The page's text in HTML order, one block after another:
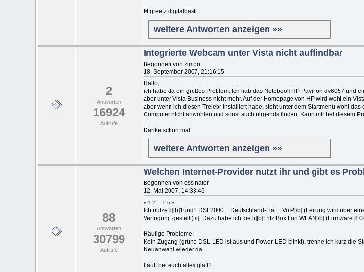
Mfgreetz digitalbasti
weitere Antworten anzeigen »»
2
Antworten
16924
Aufrufe
Integrierte Webcam unter Vista nicht auffindbar
Begonnen von zimbo
18. September 2007, 21:16:15
Hallo,
ich habe da ein großes Problem. Ich hab das Notebook HP Pavilion dv6057 und
aber unter Vista Business nicht mehr. Auf der Homepage von HP wird wohl ein
aber wenn ich diesen Treiebr installiert habe, steht unter dem Startmenü wohl
Computer nicht anwohlen und sonst auch nirgends finden. Kann mir bei diesem
Danke schon mal
weitere Antworten anzeigen »»
88
Antworten
30799
Aufrufe
Welchen Internet-Provider nutzt ihr und gibt es
Begonnen von ossinator
12. Mai 2007, 14:33:46
« 1 2 5 6 »
Ich nutze [i][b]1und1 DSL2000 + Deutschland-Flat + VoIP[/b] (Leitung wird über
Verfügung gestellt)[/i]. Dazu habe ich die [i][b]Fritz!Box Fon WLAN[/b] (Firmware
Häufige Probleme:
Kein Zugang (grüne DSL-LED ist aus und Power-LED blinkt), trenne ich kurz die
Neuanwahl wieder da.
Läuft bei euch alles glatt?